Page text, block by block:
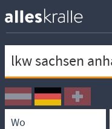
Ortssuche
Umkreissuche
Arbeitsform